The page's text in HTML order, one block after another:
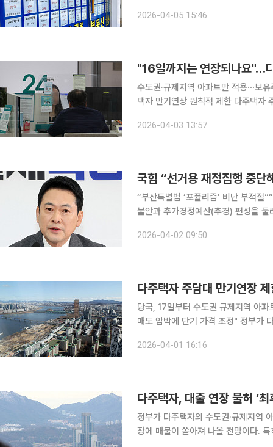
을 감당하기 어려운 차주들이 주택을
2026-04-05 15:46
"16일까지는 연장되나요"…
수도권·규제지역 아파트만 적용⋯보
택자 만기연장 원칙적 제한 다주택자 주택담보대출 규제가 오는 17일부터 시행되면서 은행 창구에
파트로 한정되면서 차주들은 본인의
2026-04-03 13:57
국힘 “선거용 재정집행 중단
“부산특별법 ‘포퓰리즘’ 비난 부적절”“26조 추경,
불안과 추가경정예산(추경) 편성을
전월세 문제가 상당히 심각하다고 인
2026-04-02 09:50
다주택자 주담대 만기연장
당국, 17일부터 수도권 규제지역 아
매도 압박에 단기 가격 조정" 정부가 다주택자들의 아파트 주택담보대출 만기연장을 막으면서 대출
나온다. 1일 금융당국은 이날 발
2026-04-01 16:16
다주택자, 대출 연장 불허 ‘
정부가 다주택자의 수도권·규제지역
장에 매물이 쏟아져 나올 전망이다.